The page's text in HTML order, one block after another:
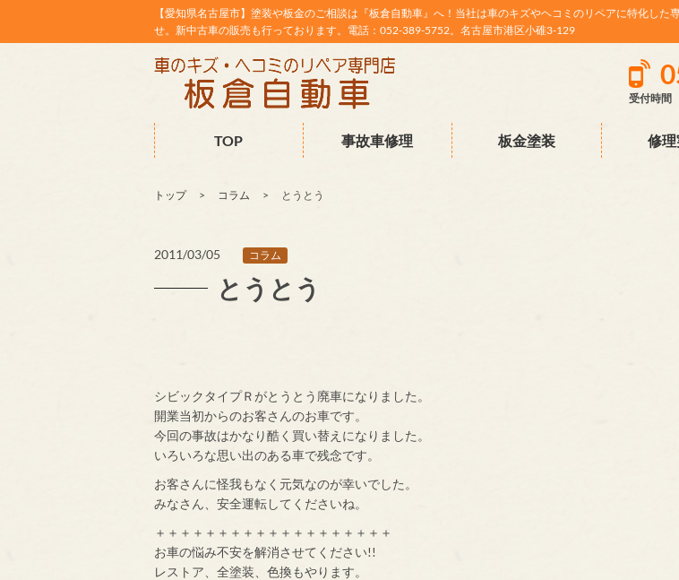
【愛知県名古屋市】塗装や板金のご相談は『板倉自動車』へ！当社は車のキズやヘコミのリペアに特化し
せ。新中古車の販売も行っております。電話：052-389-5752。名古屋市港区小碓3-129
受付時間
TOP 事故車修理 板金塗装 修
トップ コラム とうとう
2011/03/05 コラム
とうとう
シビックタイプＲがとうとう廃車になりました。
開業当初からのお客さんのお車です。
今回の事故はかなり酷く買い替えになりました。
いろいろな思い出のある車で残念です。
お客さんに怪我もなく元気なのが幸いでした。
みなさん、安全運転してくださいね。
＋＋＋＋＋＋＋＋＋＋＋＋＋＋＋＋＋＋＋
お車の悩み不安を解消させてください!!
レストア、全塗装、色換もやります。